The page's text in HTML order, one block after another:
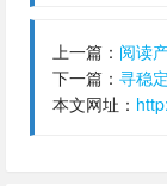
上一篇： 阅读产
下一篇： 寻稳定可长
本文网址：